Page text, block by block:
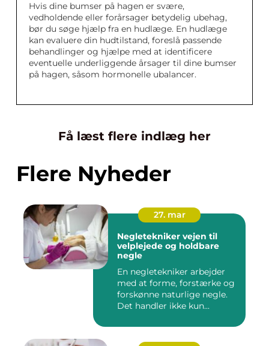
Hvis dine bumser på hagen er svære,
vedholdende eller forårsager betydelig ubehag,
bør du søge hjælp fra en hudlæge. En hudlæge
kan evaluere din hudtilstand, foreslå passende
behandlinger og hjælpe med at identificere
eventuelle underliggende årsager til dine bumser
på hagen, såsom hormonelle ubalancer.
Få læst flere indlæg her
Flere Nyheder
27. mar
Negletekniker vejen til
velplejede og holdbare
negle
En negletekniker arbejder
med at forme, forstærke og
forskønne naturlige negle.
Det handler ikke kun...